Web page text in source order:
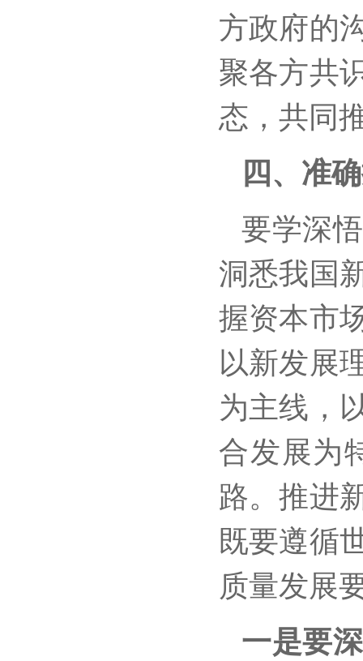
方政府的
聚各方共
态，共同
四、准
要学深
洞悉我国
握资本市
以新发展
为主线，
合发展为
路。推进
既要遵循
质量发展
一是要